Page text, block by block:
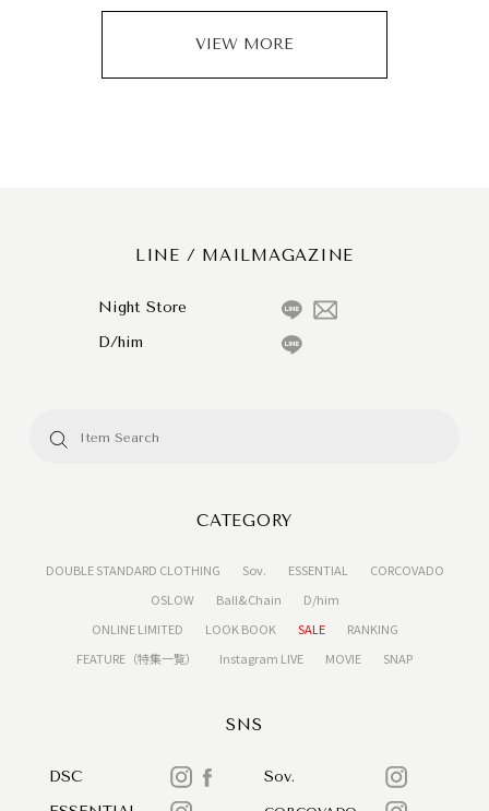
VIEW MORE
LINE / MAILMAGAZINE
Night Store
D/him
CATEGORY
DOUBLE STANDARD CLOTHING Sov. ESSENTIAL
CORCOVADO
OSLOW
Ball&Chain
D/him
ONLINE LIMITED
LOOK BOOK SALE
RANKING
FEATURE（特集一覧）
Instagram LIVE MOVIE SNAP
SNS
DSC
Sov.